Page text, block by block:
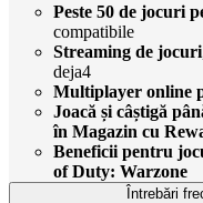
Peste 50 de jocuri
compatibile
Streaming de jocuri
deja4
Multiplayer online
Joacă și câștigă
în Magazin cu
Beneficii pentru
of Duty: Warzone
Întrebări